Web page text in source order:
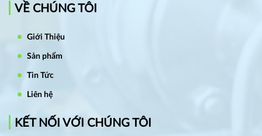
VỀ CHÚNG TÔI
Giới Thiệu
Sản phẩm
Tin Tức
Liên hệ
KẾT NỐI VỚI CHÚNG TÔI